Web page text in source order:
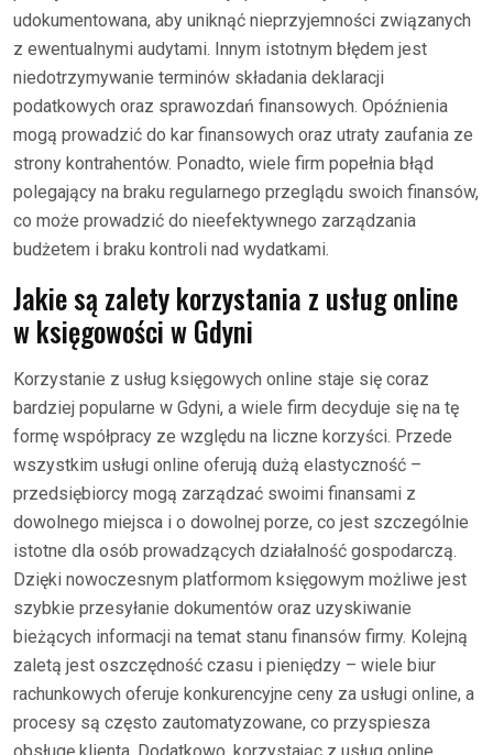
udokumentowana, aby uniknąć nieprzyjemności związanych
z ewentualnymi audytami. Innym istotnym błędem jest
niedotrzymywanie terminów składania deklaracji
podatkowych oraz sprawozdań finansowych. Opóźnienia
mogą prowadzić do kar finansowych oraz utraty zaufania ze
strony kontrahentów. Ponadto, wiele firm popełnia błąd
polegający na braku regularnego przeglądu swoich finansów,
co może prowadzić do nieefektywnego zarządzania
budżetem i braku kontroli nad wydatkami.
Jakie są zalety korzystania z usług online
w księgowości w Gdyni
Korzystanie z usług księgowych online staje się coraz
bardziej popularne w Gdyni, a wiele firm decyduje się na tę
formę współpracy ze względu na liczne korzyści. Przede
wszystkim usługi online oferują dużą elastyczność –
przedsiębiorcy mogą zarządzać swoimi finansami z
dowolnego miejsca i o dowolnej porze, co jest szczególnie
istotne dla osób prowadzących działalność gospodarczą.
Dzięki nowoczesnym platformom księgowym możliwe jest
szybkie przesyłanie dokumentów oraz uzyskiwanie
bieżących informacji na temat stanu finansów firmy. Kolejną
zaletą jest oszczędność czasu i pieniędzy – wiele biur
rachunkowych oferuje konkurencyjne ceny za usługi online, a
procesy są często zautomatyzowane, co przyspiesza